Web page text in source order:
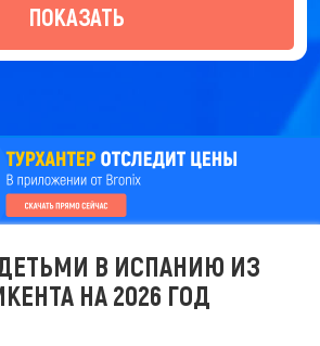
ПОКАЗАТЬ
В ИСПАНИЮ ИЗ
НА 2026 ГОД